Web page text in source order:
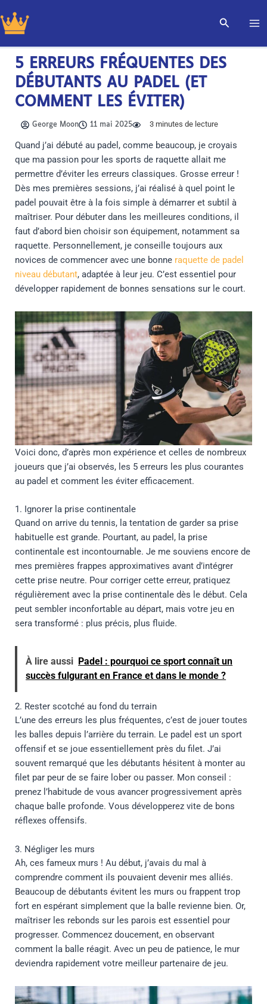
au
contenu
5 ERREURS FRÉQUENTES DES
DÉBUTANTS AU PADEL (ET
COMMENT LES ÉVITER)
George Moon 11 mai 2025 3minutes de lecture
Quand j’ai débuté au padel, comme beaucoup, je croyais
que ma passion pour les sports de raquette allait me
permettre d’éviter les erreurs classiques. Grosse erreur !
Dès mes premières sessions, j’ai réalisé à quel point le
padel pouvait être à la fois simple à démarrer et subtil à
maîtriser. Pour débuter dans les meilleures conditions, il
faut d’abord bien choisir son équipement, notamment sa
raquette. Personnellement, je conseille toujours aux
novices de commencer avec une bonne raquette de padel
niveau débutant, adaptée à leur jeu. C’est essentiel pour
développer rapidement de bonnes sensations sur le court.
Voici donc, d’après mon expérience et celles de nombreux
joueurs que j’ai observés, les 5 erreurs les plus courantes
au padel et comment les éviter efficacement.
1. Ignorer la prise continentale
Quand on arrive du tennis, la tentation de garder sa prise
habituelle est grande. Pourtant, au padel, la prise
continentale est incontournable. Je me souviens encore de
mes premières frappes approximatives avant d’intégrer
cette prise neutre. Pour corriger cette erreur, pratiquez
régulièrement avec la prise continentale dès le début. Cela
peut sembler inconfortable au départ, mais votre jeu en
sera transformé : plus précis, plus fluide.
À lire aussi Padel : pourquoi ce sport connaît un
succès fulgurant en France et dans le monde ?
2. Rester scotché au fond du terrain
L’une des erreurs les plus fréquentes, c’est de jouer toutes
les balles depuis l’arrière du terrain. Le padel est un sport
offensif et se joue essentiellement près du filet. J’ai
souvent remarqué que les débutants hésitent à monter au
filet par peur de se faire lober ou passer. Mon conseil :
prenez l’habitude de vous avancer progressivement après
chaque balle profonde. Vous développerez vite de bons
réflexes offensifs.
3. Négliger les murs
Ah, ces fameux murs ! Au début, j’avais du mal à
comprendre comment ils pouvaient devenir mes alliés.
Beaucoup de débutants évitent les murs ou frappent trop
fort en espérant simplement que la balle revienne bien. Or,
maîtriser les rebonds sur les parois est essentiel pour
progresser. Commencez doucement, en observant
comment la balle réagit. Avec un peu de patience, le mur
deviendra rapidement votre meilleur partenaire de jeu.